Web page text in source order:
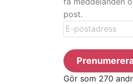
post.
E-
postadress
Gör som 270